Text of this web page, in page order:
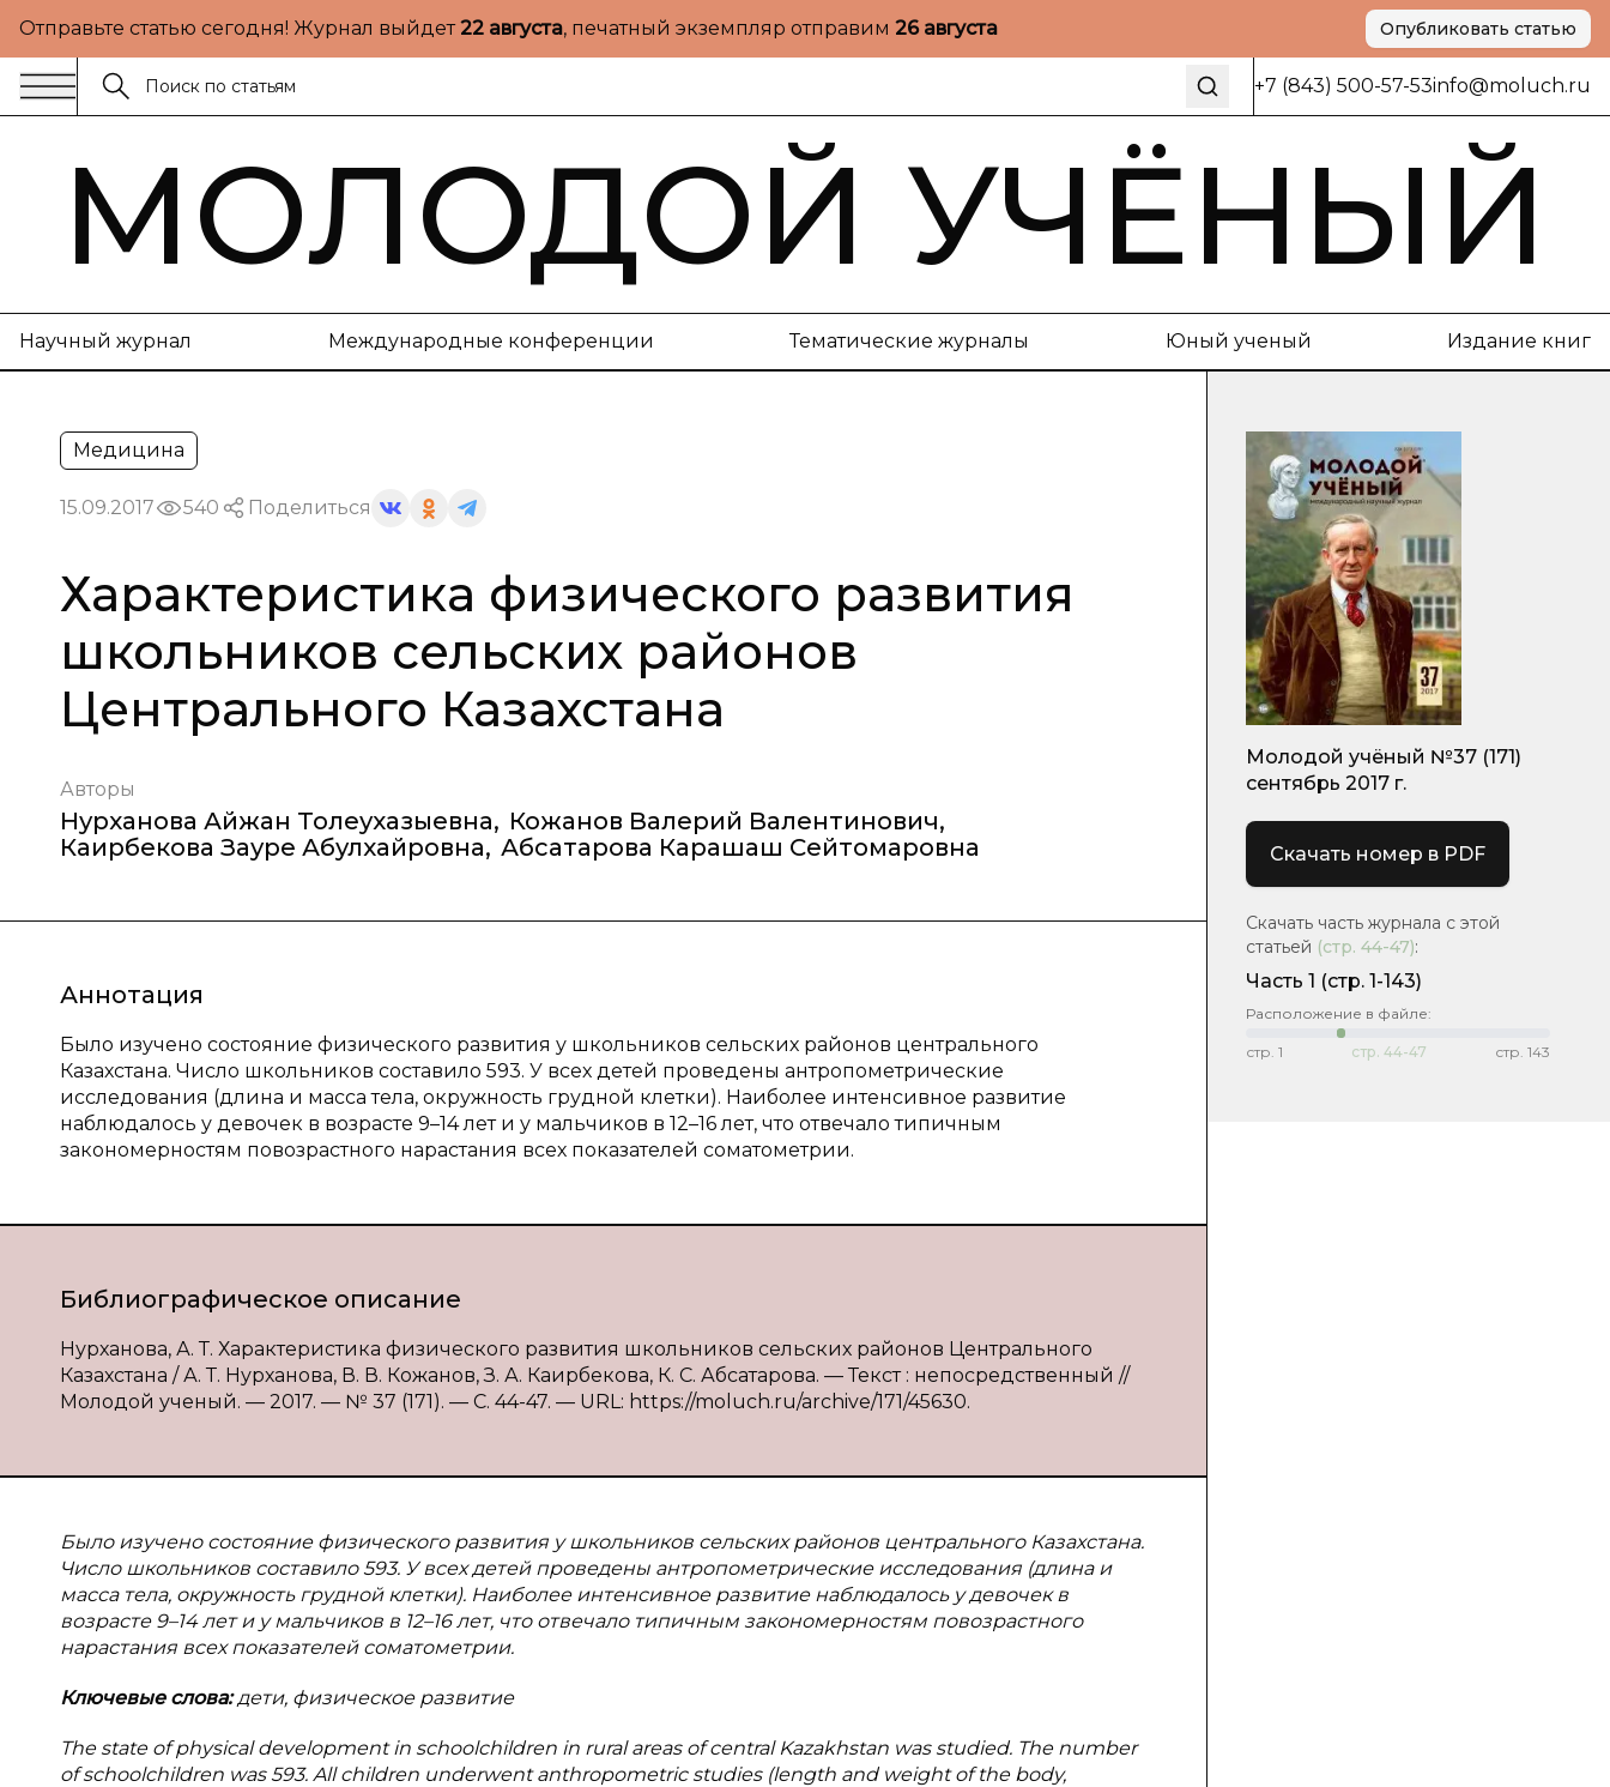
Отправьте статью сегодня! Журнал выйдет22 августа, печатный экземпляр отправим 26 августа Опубликовать статью
+7 (843) 500-57-53info@moluch.ru
МОЛОДОЙ УЧЁНЫЙ
Научный журнал Международные конференции Тематические журналы Юный ученый Издание книг
Медицина
15.09.2017 540 Поделиться
Характеристика физического развития
школьников сельских районов
Центрального Казахстана
Авторы
Нурханова Айжан Толеухазыевна, Кожанов Валерий Валентинович,
Каирбекова Зауре Абулхайровна, Абсатарова Карашаш Сейтомаровна
Аннотация
Было изучено состояние физического развития у школьников сельских районов центрального
Казахстана. Число школьников составило 593. У всех детей проведены антропометрические
исследования (длина и масса тела, окружность грудной клетки). Наиболее интенсивное развитие
наблюдалось у девочек в возрасте 9–14 лет и у мальчиков в 12–16 лет, что отвечало типичным
закономерностям повозрастного нарастания всех показателей соматометрии.
Библиографическое описание
Нурханова, А. Т. Характеристика физического развития школьников сельских районов Центрального
Казахстана / А. Т. Нурханова, В. В. Кожанов, З. А. Каирбекова, К. С. Абсатарова. — Текст : непосредственный //
Молодой ученый. — 2017. — № 37 (171). — С. 44-47. — URL: https://moluch.ru/archive/171/45630.
Было изучено состояние физического развития у школьников сельских районов центрального Казахстана.
Число школьников составило 593. У всех детей проведены антропометрические исследования (длина и
масса тела, окружность грудной клетки). Наиболее интенсивное развитие наблюдалось у девочек в
возрасте 9–14 лет и у мальчиков в 12–16 лет, что отвечало типичным закономерностям повозрастного
нарастания всех показателей соматометрии.
Ключевые слова:дети, физическое развитие
The state of physical development in schoolchildren in rural areas of central Kazakhstan was studied. The number
of schoolchildren was 593. All children underwent anthropometric studies (length and weight of the body,
Молодой учёный №37 (171)
сентябрь 2017 г.
Скачать номер в PDF
Скачать часть журнала с этой
статьей (стр. 44-47):
Часть 1 (стр. 1-143)
Расположение в файле:
стр. 1 стр. 44-47 стр. 143